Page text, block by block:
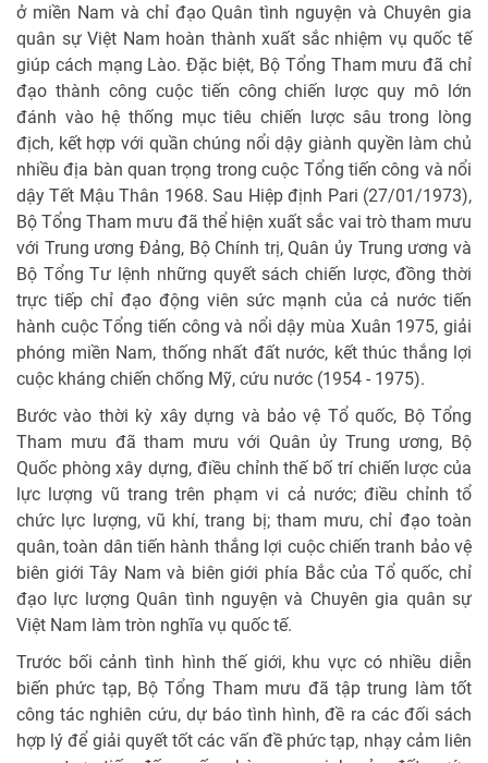
ở miền Nam và chỉ đạo Quân tình nguyện và Chuyên gia
quân sự Việt Nam hoàn thành xuất sắc nhiệm vụ quốc tế
giúp cách mạng Lào. Đặc biệt, Bộ Tổng Tham mưu đã chỉ
đạo thành công cuộc tiến công chiến lược quy mô lớn
đánh vào hệ thống mục tiêu chiến lược sâu trong lòng
địch, kết hợp với quần chúng nổi dậy giành quyền làm chủ
nhiều địa bàn quan trọng trong cuộc Tổng tiến công và nổi
dậy Tết Mậu Thân 1968. Sau Hiệp định Pari (27/01/1973),
Bộ Tổng Tham mưu đã thể hiện xuất sắc vai trò tham mưu
với Trung ương Đảng, Bộ Chính trị, Quân ủy Trung ương và
Bộ Tổng Tư lệnh những quyết sách chiến lược, đồng thời
trực tiếp chỉ đạo động viên sức mạnh của cả nước tiến
hành cuộc Tổng tiến công và nổi dậy mùa Xuân 1975, giải
phóng miền Nam, thống nhất đất nước, kết thúc thắng lợi
cuộc kháng chiến chống Mỹ, cứu nước (1954 - 1975).
Bước vào thời kỳ xây dựng và bảo vệ Tổ quốc, Bộ Tổng
Tham mưu đã tham mưu với Quân ủy Trung ương, Bộ
Quốc phòng xây dựng, điều chỉnh thế bố trí chiến lược của
lực lượng vũ trang trên phạm vi cả nước; điều chỉnh tổ
chức lực lượng, vũ khí, trang bị; tham mưu, chỉ đạo toàn
quân, toàn dân tiến hành thắng lợi cuộc chiến tranh bảo vệ
biên giới Tây Nam và biên giới phía Bắc của Tổ quốc, chỉ
đạo lực lượng Quân tình nguyện và Chuyên gia quân sự
Việt Nam làm tròn nghĩa vụ quốc tế.
Trước bối cảnh tình hình thế giới, khu vực có nhiều diễn
biến phức tạp, Bộ Tổng Tham mưu đã tập trung làm tốt
công tác nghiên cứu, dự báo tình hình, đề ra các đối sách
hợp lý để giải quyết tốt các vấn đề phức tạp, nhạy cảm liên